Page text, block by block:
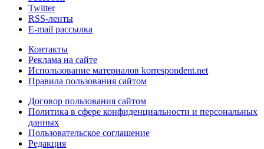
Twitter
RSS-ленты
E-mail рассылка
Контакты
Реклама на сайте
Использование материалов korrespondent.net
Правила пользования сайтом
Договор пользования сайтом
Политика в сфере конфиденциальности и персональных
данных
Пользовательское соглашение
Редакция